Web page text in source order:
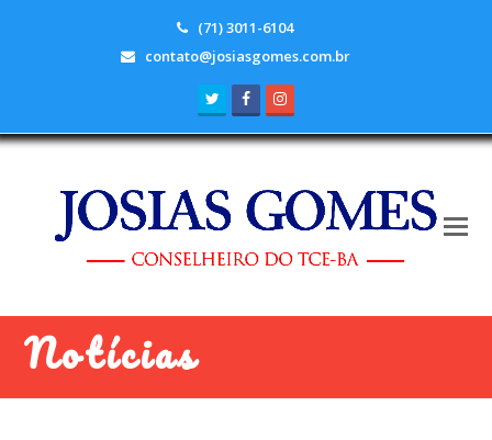
(71) 3011-6104
contato@josiasgomes.com.br
TwitterFacebook
Notícias